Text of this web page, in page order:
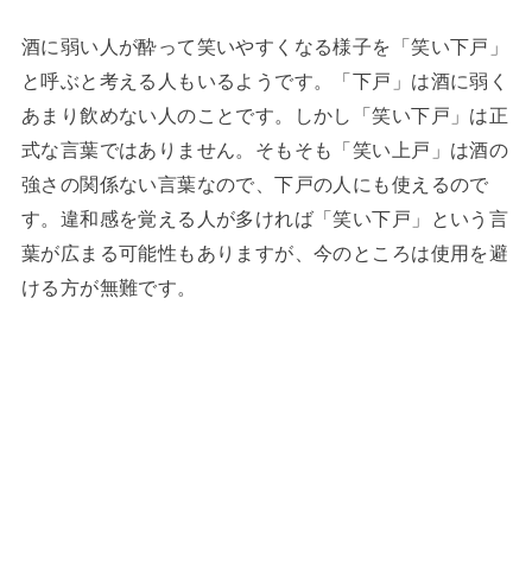
酒に弱い人が酔って笑いやすくなる様子を「笑い下戸」
と呼ぶと考える人もいるようです。「下戸」は酒に弱く
あまり飲めない人のことです。しかし「笑い下戸」は正
式な言葉ではありません。そもそも「笑い上戸」は酒の
強さの関係ない言葉なので、下戸の人にも使えるので
す。違和感を覚える人が多ければ「笑い下戸」という言
葉が広まる可能性もありますが、今のところは使用を避
ける方が無難です。